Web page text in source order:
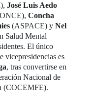
José Luis Aedo
Concha
(ASPACE) yNel
Salud Mental
El único
vicepresidencias es
, tras convertirse en
Nacional de
(COCEMFE).